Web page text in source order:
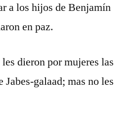
a los hijos de Benjamín
en paz.
dieron por mujeres las
galaad; mas no les